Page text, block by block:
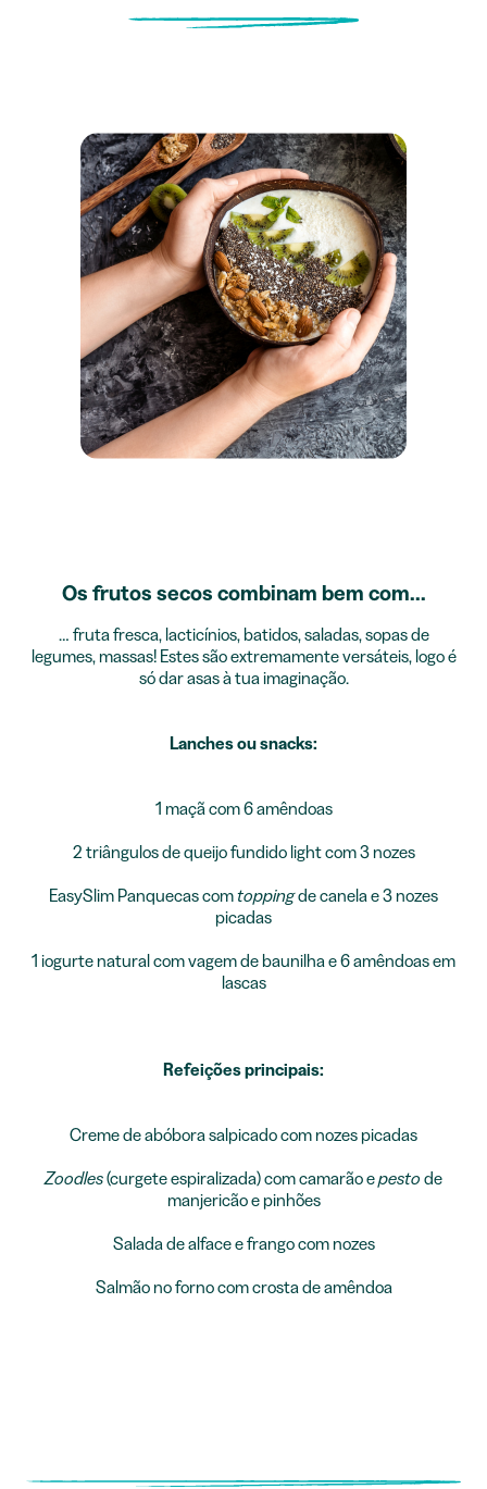
Os frutos secos combinam bem com...
… fruta fresca, lacticínios, batidos, saladas, sopas de
legumes, massas! Estes são extremamente versáteis, logo é
só dar asas à tua imaginação.
Lanches ou snacks:
1 maçã com 6 amêndoas
2 triângulos de queijo fundido light com 3 nozes
EasySlim Panquecascomtoppingde canela e 3 nozes
picadas
1 iogurte natural com vagem de baunilha e 6 amêndoas em
lascas
Refeições principais:
Creme de abóbora salpicado com nozes picadas
Zoodles(curgete espiralizada) com camarão epesto de
manjericão e pinhões
Salada de alface e frango com nozes
Salmão no forno com crosta de amêndoa